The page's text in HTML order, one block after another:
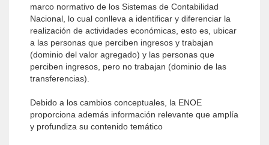
marco normativo de los Sistemas de Contabilidad
Nacional, lo cual conlleva a identificar y diferenciar la
realización de actividades económicas, esto es, ubicar
a las personas que perciben ingresos y trabajan
(dominio del valor agregado) y las personas que
perciben ingresos, pero no trabajan (dominio de las
transferencias).
Debido a los cambios conceptuales, la ENOE
proporciona además información relevante que amplía
y profundiza su contenido temático